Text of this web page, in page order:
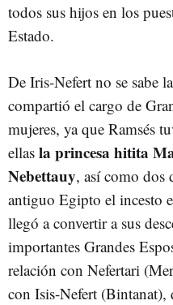
todos sus hijos en los
Estado.
De Iris-Nefert no se sabe
compartió el cargo de
mujeres, ya que Ramsés
ellas la princesa hitita
Nebettauy, así como dos
antiguo Egipto el incesto
llegó a convertir a sus
importantes Grandes
relación con Nefertari
con Isis-Nefert (Bintanat),